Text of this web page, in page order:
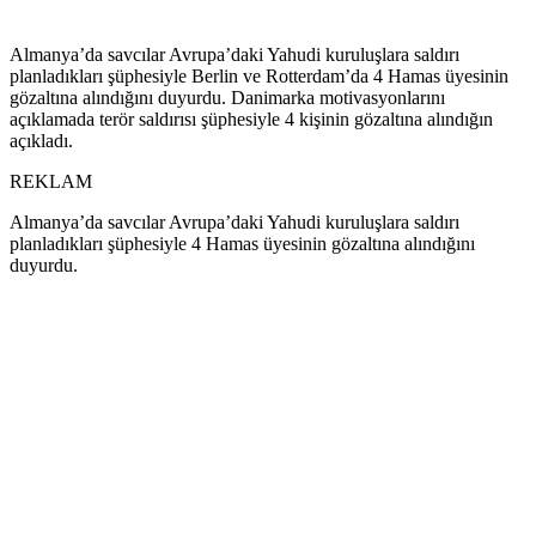
Almanya’da savcılar Avrupa’daki Yahudi kuruluşlara saldırı
planladıkları şüphesiyle Berlin ve Rotterdam’da 4 Hamas üyesinin
gözaltına alındığını duyurdu. Danimarka motivasyonlarını
açıklamada terör saldırısı şüphesiyle 4 kişinin gözaltına alındığın
açıkladı.
REKLAM
Almanya’da savcılar Avrupa’daki Yahudi kuruluşlara saldırı
planladıkları şüphesiyle 4 Hamas üyesinin gözaltına alındığını
duyurdu.